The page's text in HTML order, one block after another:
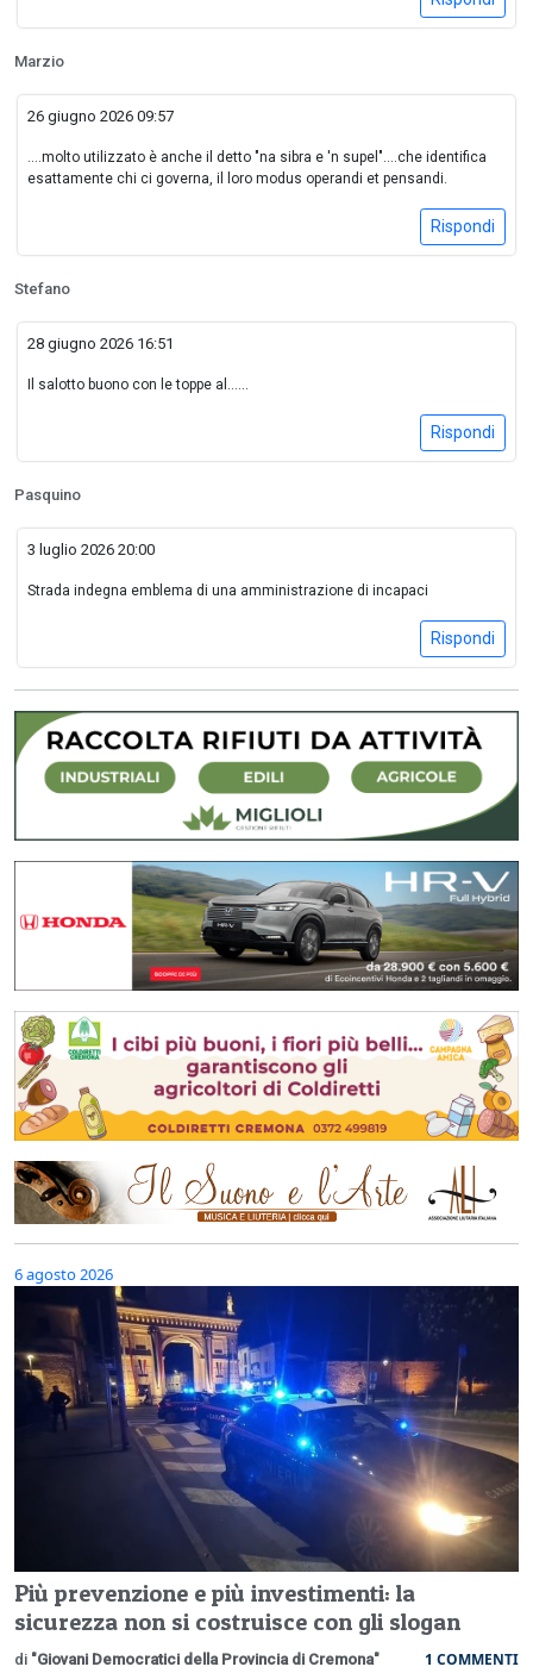
Marzio
26 giugno 2026 09:57
....molto utilizzato è anche il detto "na sibra e 'n supel"....che identifica
esattamente chi ci governa, il loro modus operandi et pensandi.
Rispondi
Stefano
28 giugno 2026 16:51
Il salotto buono con le toppe al……
Rispondi
Pasquino
3 luglio 2026 20:00
Strada indegna emblema di una amministrazione di incapaci
Rispondi
6 agosto 2026
Più prevenzione e più investimenti: la
sicurezza non si costruisce con gli slogan
di "Giovani Democratici della Provincia di Cremona" 1 COMMENTI